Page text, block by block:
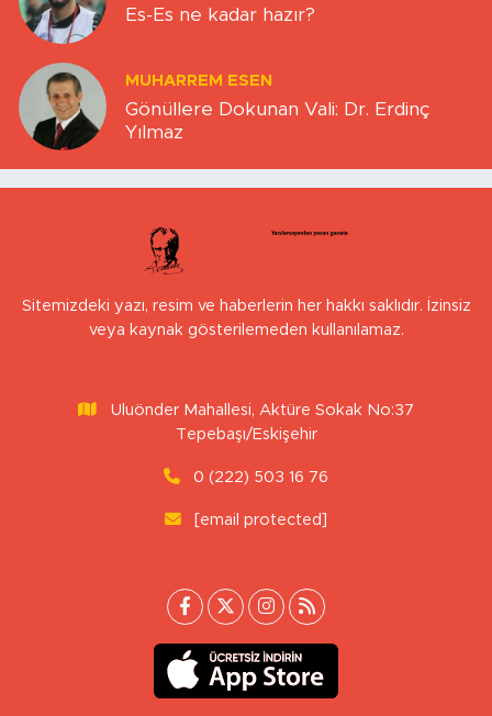
Es-Es ne kadar hazır?
MUHARREM ESEN
Gönüllere Dokunan Vali: Dr. Erdinç
Yılmaz
Sitemizdeki yazı, resim ve haberlerin her hakkı saklıdır. İzinsiz
veya kaynak gösterilemeden kullanılamaz.
Uluönder Mahallesi, Aktüre Sokak No:37
Tepebaşı/Eskişehir
0 (222) 503 16 76
[email protected]